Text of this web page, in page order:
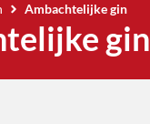
Ambachtelijke gin
gin